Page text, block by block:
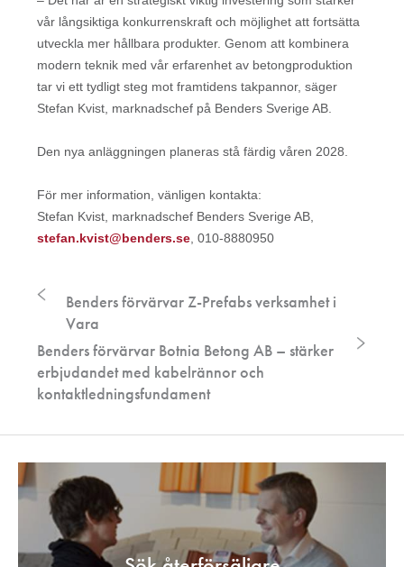
vår långsiktiga konkurrenskraft och möjlighet att fortsätta
utveckla mer hållbara produkter. Genom att kombinera
modern teknik med vår erfarenhet av betongproduktion
tar vi ett tydligt steg mot framtidens takpannor, säger
Stefan Kvist, marknadschef på Benders Sverige AB.
Den nya anläggningen planeras stå färdig våren 2028.
För mer information, vänligen kontakta:
Stefan Kvist, marknadschef Benders Sverige AB,
stefan.kvist@benders.se , 010-8880950
Benders förvärvar Z-Prefabs verksamhet i
Vara
Benders förvärvar Botnia Betong AB – stärker
erbjudandet med kabelrännor och
kontaktledningsfundament